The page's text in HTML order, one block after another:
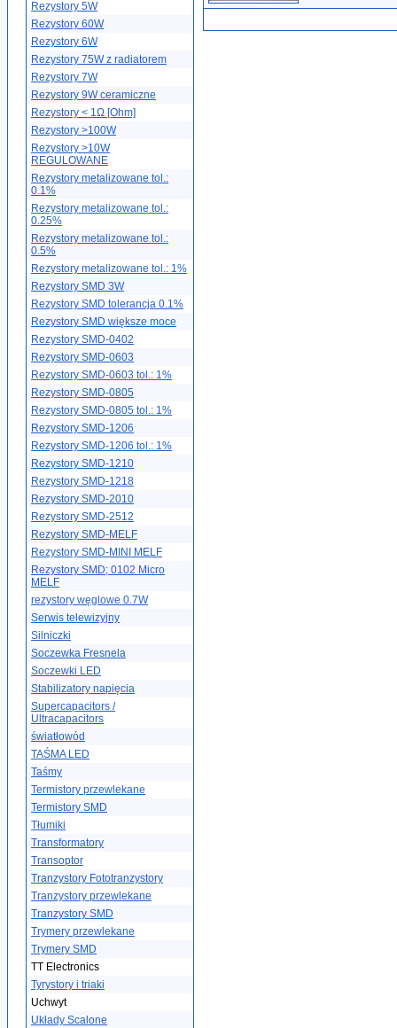
Rezystory 5W
Rezystory 60W
Rezystory 6W
Rezystory 75W z radiatorem
Rezystory 7W
Rezystory 9W ceramiczne
Rezystory < 1Ω [Ohm]
Rezystory >100W
Rezystory >10W
REGULOWANE
Rezystory metalizowane tol.:
0.1%
Rezystory metalizowane tol.:
0.25%
Rezystory metalizowane tol.:
0.5%
Rezystory metalizowane tol.: 1%
Rezystory SMD 3W
Rezystory SMD tolerancja 0.1%
Rezystory SMD większe moce
Rezystory SMD-0402
Rezystory SMD-0603
Rezystory SMD-0603 tol.: 1%
Rezystory SMD-0805
Rezystory SMD-0805 tol.: 1%
Rezystory SMD-1206
Rezystory SMD-1206 tol.: 1%
Rezystory SMD-1210
Rezystory SMD-1218
Rezystory SMD-2010
Rezystory SMD-2512
Rezystory SMD-MELF
Rezystory SMD-MINI MELF
Rezystory SMD; 0102 Micro
MELF
rezystory węglowe 0.7W
Serwis telewizyjny
Silniczki
Soczewka Fresnela
Soczewki LED
Stabilizatory napięcia
Supercapacitors /
Ultracapacitors
światłowód
TAŚMA LED
Taśmy
Termistory przewlekane
Termistory SMD
Tłumiki
Transformatory
Transoptor
Tranzystory Fototranzystory
Tranzystory przewlekane
Tranzystory SMD
Trymery przewlekane
Trymery SMD
TT Electronics
Tyrystory i triaki
Uchwyt
Układy Scalone